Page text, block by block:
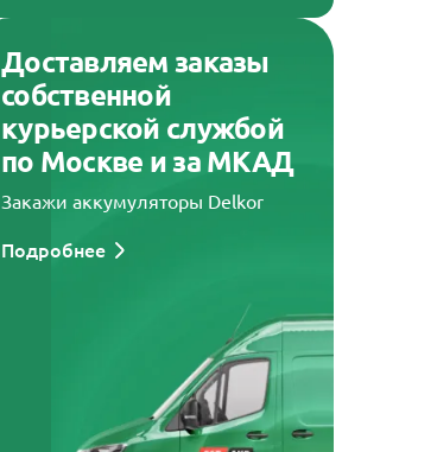
Доставляем заказы
собственной
курьерской службой
по Москве и за МКАД
Закажи аккумуляторы Delkor
Подробнее